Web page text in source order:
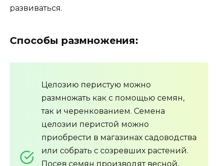
развиваться.
Способы размножения:
Целозию перистую можно
размножать как с помощью семян,
так и черенкованием. Семена
целозии перистой можно
приобрести в магазинах садоводства
или собрать с созревших растений.
Посев семян производят весной,